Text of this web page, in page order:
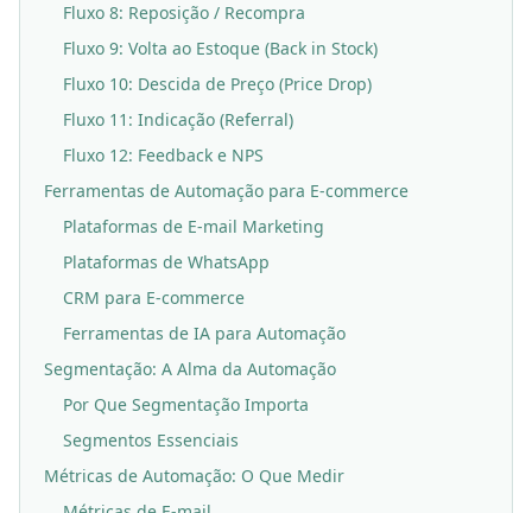
Fluxo 8: Reposição / Recompra
Fluxo 9: Volta ao Estoque (Back in Stock)
Fluxo 10: Descida de Preço (Price Drop)
Fluxo 11: Indicação (Referral)
Fluxo 12: Feedback e NPS
Ferramentas de Automação para E-commerce
Plataformas de E-mail Marketing
Plataformas de WhatsApp
CRM para E-commerce
Ferramentas de IA para Automação
Segmentação: A Alma da Automação
Por Que Segmentação Importa
Segmentos Essenciais
Métricas de Automação: O Que Medir